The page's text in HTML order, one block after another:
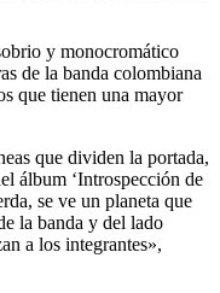
y monocromático
de la banda colombiana
que tienen una mayor
que dividen la portada,
álbum ‘Introspección de
se ve un planeta que
la banda y del lado
a los integrantes»,